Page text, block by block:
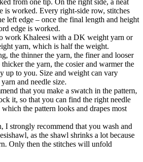
is worked. Every right-side row, stitches
left edge – once the final length and height
edge is worked.
work Khaleesi with a DK weight yarn or
yarn, which is half the weight.
the thinner the yarn, the finer and looser
the yarn, the cosier and warmer the
up to you. Size and weight can vary
and needle size.
that you make a swatch in the pattern,
it, so that you can find the right needle
the pattern looks and drapes most
I strongly recommend that you wash and
as the shawl shrinks a lot because
Only then the stitches will unfold